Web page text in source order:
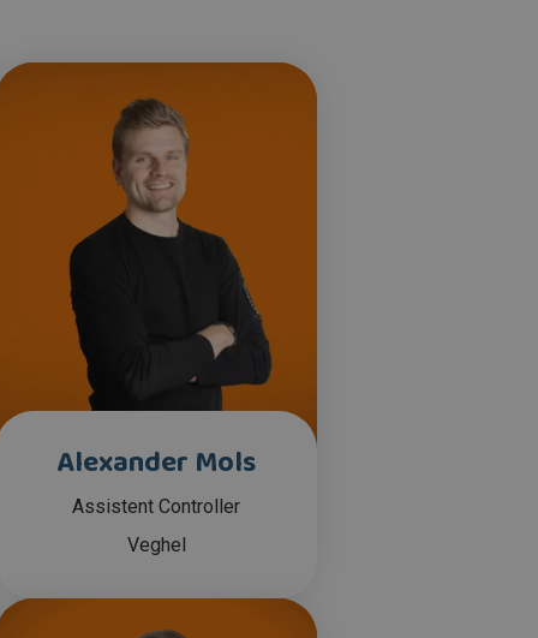
Alexander Mols
Assistent Controller
Veghel